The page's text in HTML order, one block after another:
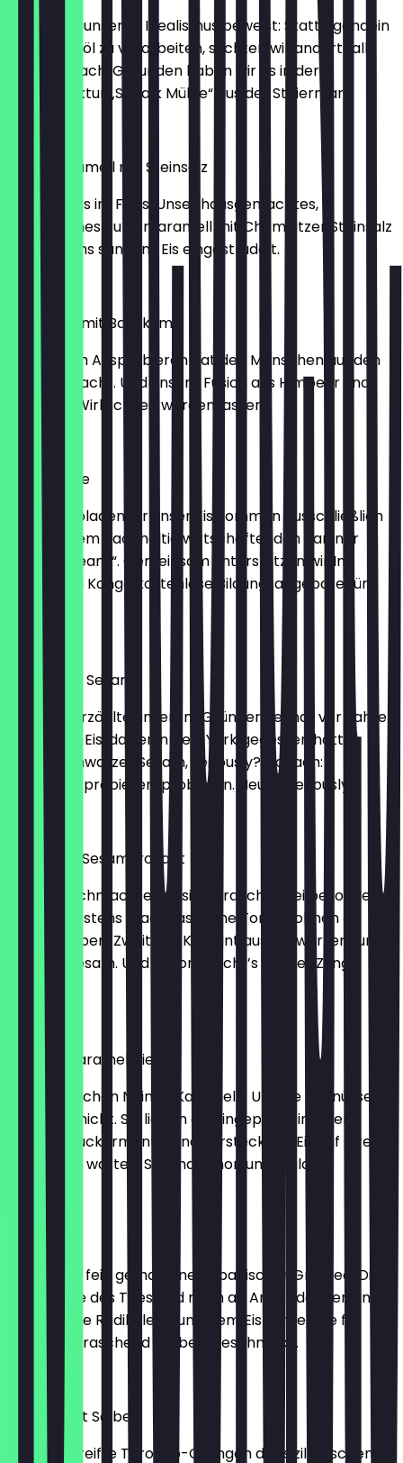
Ein Eis, das unseren Idealismus beweist: Statt irgendein
Kürbiskernöl zu verarbeiten, suchten wir anderthalb
Jahre danach. Gefunden haben wir es in der
Ölmanufaktur „Schalk Mühle“ aus der Steiermark.
Butterkaramell mit Steinsalz
Hier ist alles im Fluss. Unser hausgemachtes,
bretonisches Butterkaramell mit Chemnitzer Steinsalz
wird von uns sanft ins Eis eingestrudelt.
Himbeere mit Basilikum
Die Lust am Ausprobieren hat den Menschen auf den
Mars gebracht. Und unsere Fusion aus Himbeer und
Basilikum Wirklichkeit werden lassen.
Schokolade
Die Schokoladen für unser Eis kommen ausschließlich
von unserem nachhaltig wirtschaftenden Partner
„original beans“. Gemeinsam unterstützen wir Im
Anbauland Kongo kostenlose Bildungsangebote für
Schwarzer Sesam
DJ Dixon erzählte unserem Gründer Reimar vor Jahren
von einem Eis, das er in New York gegessen hatte.
Zuerst: Schwarzer Sesam, seriously? Danach:
Probieren, probieren, probieren. Heute: Seriously!
Tonka mit Sesamkrokant
Diese Geschmacksexplosion braucht zwei besondere
Zutaten. Erstens madagassische Tonkabohnen –
handgerieben. Zweitens: Krokant aus schwarzem und
weißem Sesam. Und schon macht’s auf der Zunge:
Walnuss karamellisiert
Wer sagt schon Nein zu Karamell? Unsere Walnüsse
jedenfalls nicht. Sie lieben es, eingepackt in einem
crunchy Zuckermantel und versteckt im Eis auf Ihren
Verzehr zu warten. Sie sind schon ungeduldig.
Matcha ist fein gemahlener japanischer Grüntee. Die
Gerbstoffe des Tees sind reich an Antioxidantien und
binden freie Radikale. In unserem Eis sorgen sie für
einen überraschend herben Geschmack.
Orange mit Salbei
Sonnengereifte Tarocco-Orangen der sizilianischen